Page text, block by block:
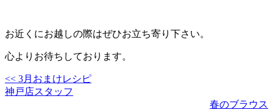
お近くにお越しの際はぜひお立ち寄り下さい。
心よりお待ちしております。
<< 3月おまけレシピ
神戸店スタッフ
春のブラウス